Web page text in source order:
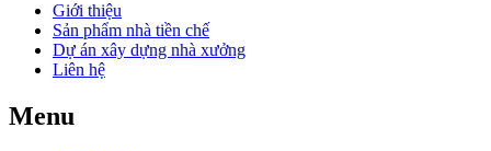
Giới thiệu
Sản phẩm nhà tiền chế
Dự án xây dựng nhà xưởng
Liên hệ
Menu